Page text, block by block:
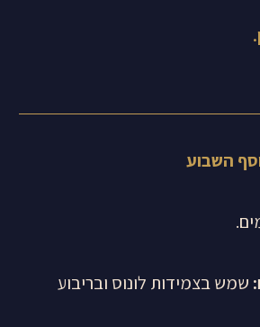
השבוע
שמש בצמידות לונוס ובריבוע